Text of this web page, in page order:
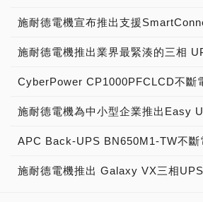
施耐德電機推出 Galaxy VX三相